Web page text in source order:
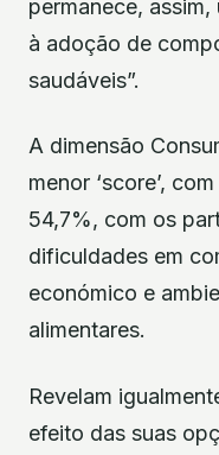
permanece,
à adoção de
saudáveis”.
A dimensão
menor ‘score’,
54,7%, com os
dificuldades em
económico e
alimentares.
Revelam
efeito das suas